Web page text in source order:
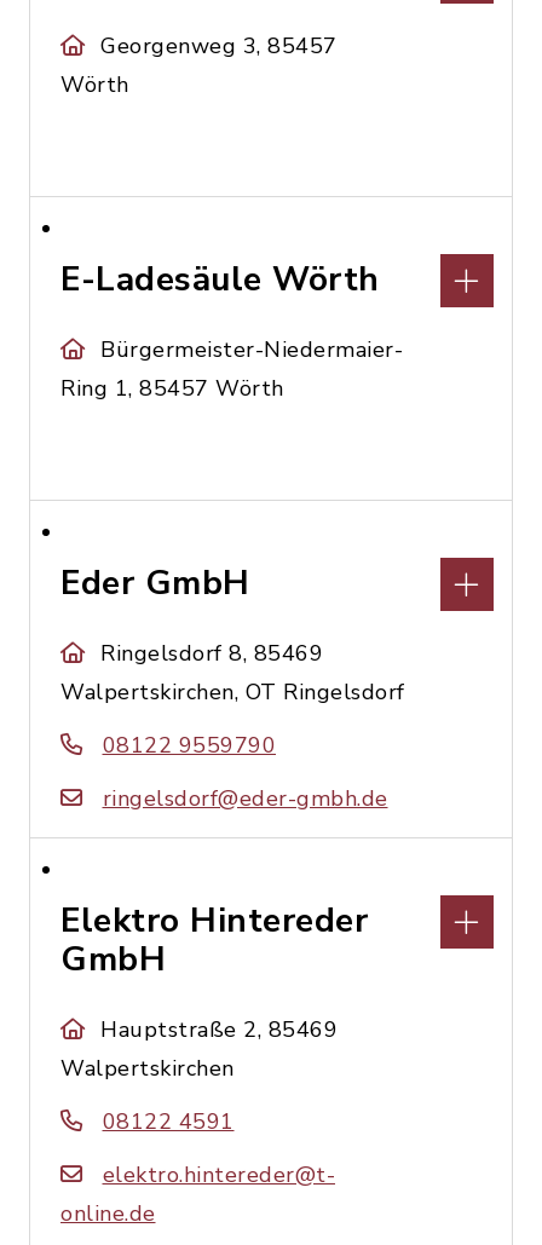
Georgenweg 3, 85457
Wörth
E-Ladesäule Wörth
Bürgermeister-Niedermaier-
Ring 1, 85457 Wörth
Eder GmbH
Ringelsdorf 8, 85469
Walpertskirchen, OT Ringelsdorf
08122 9559790
ringelsdorf@eder-gmbh.de
Elektro Hintereder
GmbH
Hauptstraße 2, 85469
Walpertskirchen
08122 4591
elektro.hintereder@t-
online.de